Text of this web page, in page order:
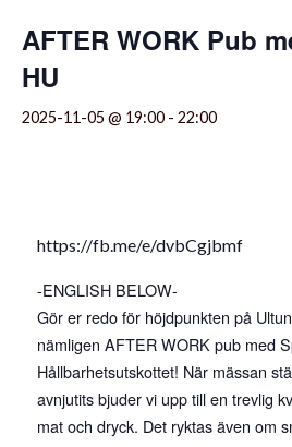
AFTER WORK Pub
HU
2025-11-05 @ 19:00 - 22:00
https://fb.me/e/dvbCgjbmf
-ENGLISH BELOW-
Gör er redo för höjdpunkten på
nämligen AFTER WORK pub med
Hållbarhetsutskottet! När mässan
avnjutits bjuder vi upp till en trevlig
mat och dryck. Det ryktas även om